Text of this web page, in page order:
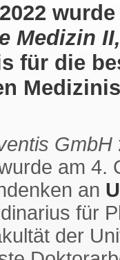
Medizin
für die
GmbH
am 4.
an
für
der